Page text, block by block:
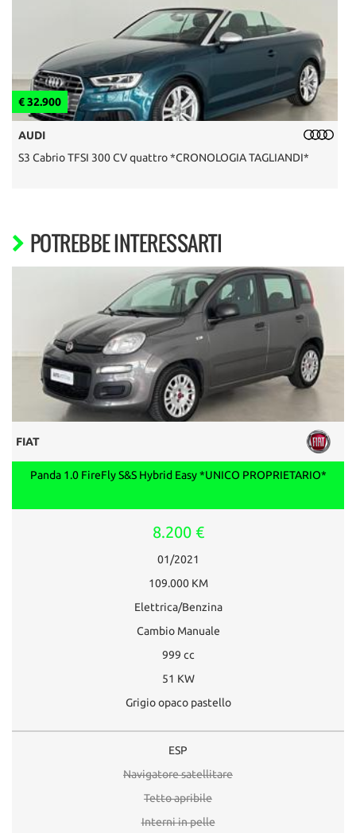
€ 32.900
AUDI
S3 Cabrio TFSI 300 CV quattro *CRONOLOGIA TAGLIANDI*
POTREBBE INTERESSARTI
FIAT
Panda 1.0 FireFly S&S Hybrid Easy *UNICO PROPRIETARIO*
8.200 €
01/2021
109.000 KM
Elettrica/Benzina
Cambio Manuale
999 cc
51 KW
Grigio opaco pastello
ESP
Navigatore satellitare
Tetto apribile
Interni in pelle